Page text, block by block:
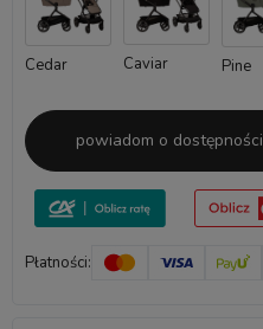
Cedar Caviar Pine
powiadom o dostępności
Płatności: